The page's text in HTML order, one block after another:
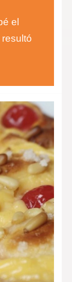
el
de
a
el